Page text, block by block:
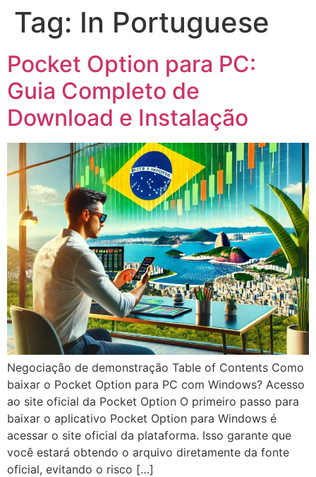
Tag: In Portuguese
Pocket Option para PC:
Guia Completo de
Download e Instalação
Negociação de demonstração Table of Contents Como
baixar o Pocket Option para PC com Windows? Acesso
ao site oficial da Pocket Option O primeiro passo para
baixar o aplicativo Pocket Option para Windows é
acessar o site oficial da plataforma. Isso garante que
você estará obtendo o arquivo diretamente da fonte
oficial, evitando o risco […]